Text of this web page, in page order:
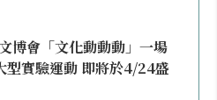
博會「文化動動動」一場
型實驗運動 即將於4/24盛